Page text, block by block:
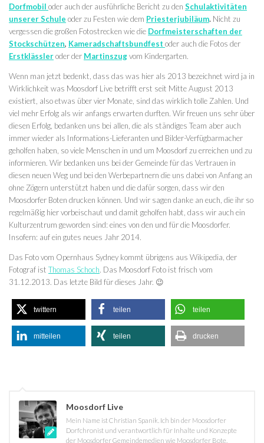
Dorfmobil oder auch der ausführliche Bericht zu den Schulaktivitäten
unserer Schule oder zu Festen wie dem Priesterjubiläum. Nicht zu
vergessen die großen Fotostrecken wie die Dorfmeisterschaften der
Stockschützen, Kameradschaftsbundfest oder auch die Fotos der
Erstklässleroder der Martinszugvom Kindergarten.
Wenn man jetzt bedenkt, dass das was hier als 2013 bezeichnet wird ja in
Wirklichkeit was Moosdorf Live betrifft erst seit Mitte August 2013
existiert, also etwas über vier Monate, sind das wirklich tolle Zahlen. Und
viel mehr Erfolg als wir anfangs erwarten durften. Wir freuen uns sehr über
diesen Erfolg, bedanken uns bei allen, die als ständiges Team aber auch
immer wieder als Informations-Lieferanten und Bilder-Verfügbarmacher
geholfen haben, so viele Menschen in und um Moosdorf zu erreichen und zu
informieren. Wir bedanken uns bei der Gemeinde für das Vertrauen in
diesen neuen Weg und bei den Werbepartnern die uns dabei von Anfang an
ohne Zögern unterstützt haben und die dafür sorgen, dass wir den
Moosdorfer Boten drucken können. Und wir sagen danke an euch, die ihr so
regelmäßig hier vorbeischaut und damit geholfen habt, dass wir auch ein
Kulturzentrum geworden sind: eines von den und für die Moosdorfer.
Insofern: auf ein gutes neues Jahr 2014.
Das Foto vom Opernhaus Sydney kommt übrigens aus Wikipedia, der
Fotograf istThomas Schoch. Das Moosdorf Foto ist frisch vom
31.12.2013. Das letzte Bild für dieses Jahr. 😉
twittern teilen teilen
mitteilen teilen drucken
Moosdorf Live
Mein Name ist Christian Spanik. Ich bin der Moosdorfer
Dorfchronist und verantwortlich für Inhalte und Konzepte
der Moosdorfer Gemeindemedien wie Moosdorfer Bote,